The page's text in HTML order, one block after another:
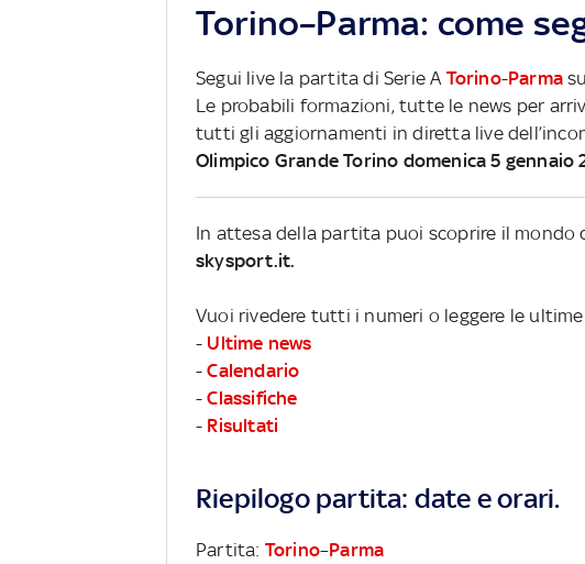
Torino–Parma: come
Segui live la partita di Serie A Torino-Parma su
Le probabili formazioni, tutte le news per
tutti gli aggiornamenti in diretta live
Olimpico Grande Torino domenica 5 gennaio
In attesa della partita puoi scoprire il mondo
skysport.it.
Vuoi rivedere tutti i numeri o leggere le ultime
- Ultime news
-Calendario
-Classifiche
- Risultati
Riepilogo partita: date e orari.
Partita: Torino–Parma